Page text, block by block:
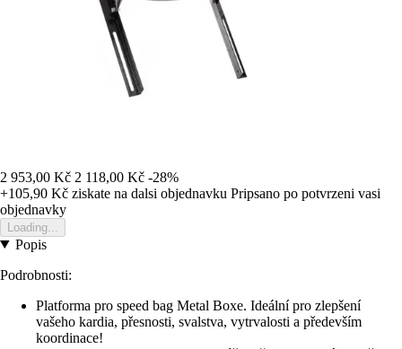
2 953,00 Kč 2 118,00 Kč -28%
+105,90 Kč ziskate na dalsi objednavku Pripsano po potvrzeni vasi
objednavky
Loading...
Popis
Podrobnosti:
Platforma pro speed bag Metal Boxe. Ideální pro zlepšení
vašeho kardia, přesnosti, svalstva, vytrvalosti a především
koordinace!